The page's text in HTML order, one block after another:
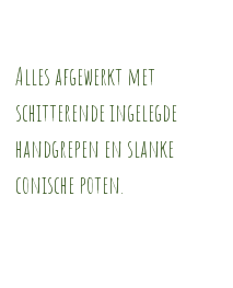
Alles afgewerkt met
schitterende ingelegde
handgrepen en slanke
conische poten.